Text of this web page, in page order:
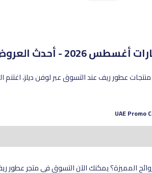
أغسطس 2026 - أحدث العروض والخصومات الفعّالة
إلى 10% على جميع منتجات عطور ريف عند التسوق عبر لوفن